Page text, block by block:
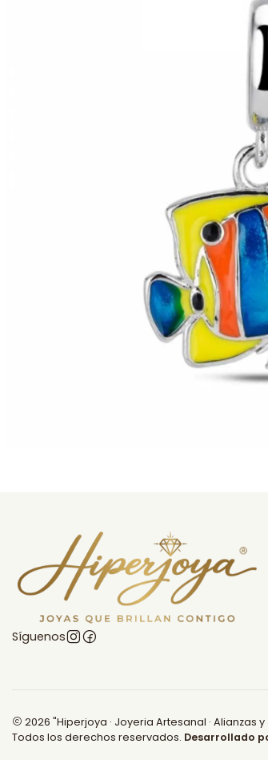
Síguenos
2026 "Hiperjoya · Joyeria Artesanal · Alianzas
Todos los derechos reservados. Desarrollado